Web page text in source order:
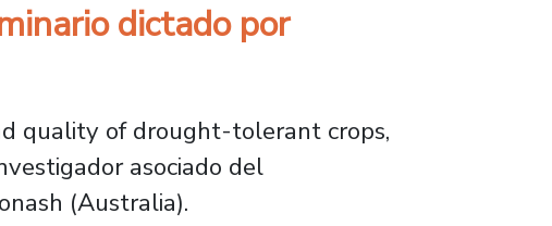
dictado por
quality of drought-tolerant crops,
asociado del
(Australia).